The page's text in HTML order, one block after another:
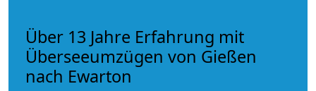
Über 13 Jahre Erfahrung mit
Überseeumzügen von Gießen
nach Ewarton